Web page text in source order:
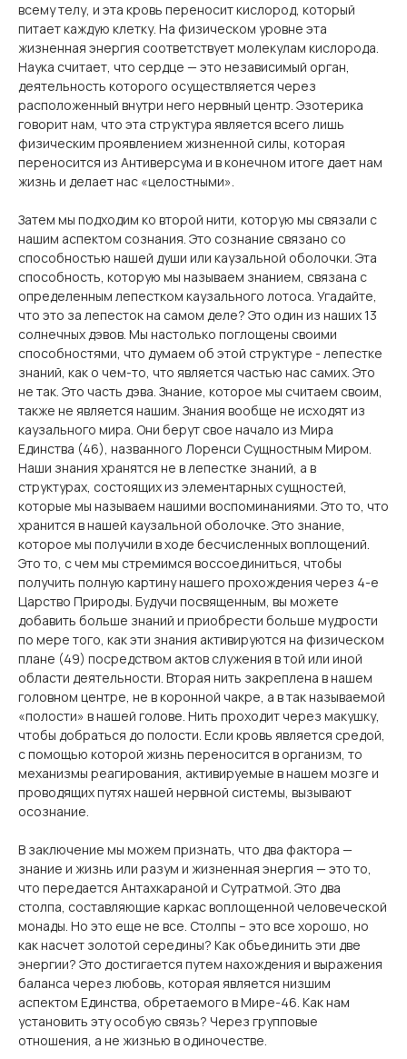
всему телу, и эта кровь переносит кислород, который
питает каждую клетку. На физическом уровне эта
жизненная энергия соответствует молекулам кислорода.
Наука считает, что сердце — это независимый орган,
деятельность которого осуществляется через
расположенный внутри него нервный центр. Эзотерика
говорит нам, что эта структура является всего лишь
физическим проявлением жизненной силы, которая
переносится из Антиверсума и в конечном итоге дает нам
жизнь и делает нас «целостными».
Затем мы подходим ко второй нити, которую мы связали с
нашим аспектом сознания. Это сознание связано со
способностью нашей души или каузальной оболочки. Эта
способность, которую мы называем знанием, связана с
определенным лепестком каузального лотоса. Угадайте,
что это за лепесток на самом деле? Это один из наших 13
солнечных дэвов. Мы настолько поглощены своими
способностями, что думаем об этой структуре - лепестке
знаний, как о чем-то, что является частью нас самих. Это
не так. Это часть дэва. Знание, которое мы считаем своим,
также не является нашим. Знания вообще не исходят из
каузального мира. Они берут свое начало из Мира
Единства (46), названного Лоренси Сущностным Миром.
Наши знания хранятся не в лепестке знаний, а в
структурах, состоящих из элементарных сущностей,
которые мы называем нашими воспоминаниями. Это то, что
хранится в нашей каузальной оболочке. Это знание,
которое мы получили в ходе бесчисленных воплощений.
Это то, с чем мы стремимся воссоединиться, чтобы
получить полную картину нашего прохождения через 4-е
Царство Природы. Будучи посвященным, вы можете
добавить больше знаний и приобрести больше мудрости
по мере того, как эти знания активируются на физическом
плане (49) посредством актов служения в той или иной
области деятельности. Вторая нить закреплена в нашем
головном центре, не в коронной чакре, а в так называемой
«полости» в нашей голове. Нить проходит через макушку,
чтобы добраться до полости. Если кровь является средой,
с помощью которой жизнь переносится в организм, то
механизмы реагирования, активируемые в нашем мозге и
проводящих путях нашей нервной системы, вызывают
осознание.
В заключение мы можем признать, что два фактора —
знание и жизнь или разум и жизненная энергия — это то,
что передается Антахкараной и Сутратмой. Это два
столпа, составляющие каркас воплощенной человеческой
монады. Но это еще не все. Столпы – это все хорошо, но
как насчет золотой середины? Как объединить эти две
энергии? Это достигается путем нахождения и выражения
баланса через любовь, которая является низшим
аспектом Единства, обретаемого в Мире-46. Как нам
установить эту особую связь? Через групповые
отношения, а не жизнью в одиночестве.